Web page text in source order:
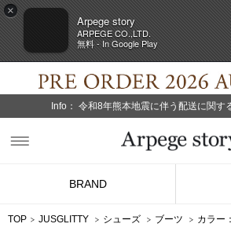
×
Arpege story
ARPEGE CO.,LTD.
無料 - In Google Play
Info： 令和8年熊本地震に伴う配送に関す
BRAND
TOP JUSGLITTY シューズ ブーツ カラー